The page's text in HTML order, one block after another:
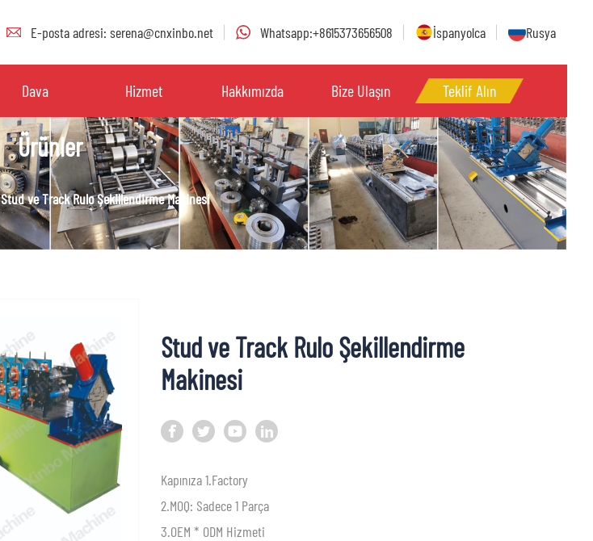
E-posta adresi: serena@cnxinbo.net Whatsapp:+8615373656508 İspanyolca Rusya
Dava Hizmet Hakkımızda Bize Ulaşın Teklif Alın
Ürünler
Stud ve Track Rulo Şekillendirme Makinesi
Stud ve Track Rulo Şekillendirme
Makinesi
Kapınıza 1.Factory
2.MOQ: Sadece 1 Parça
3.OEM * ODM Hizmeti